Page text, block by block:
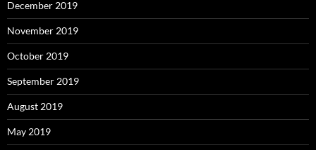
December 2019
November 2019
October 2019
September 2019
August 2019
May 2019